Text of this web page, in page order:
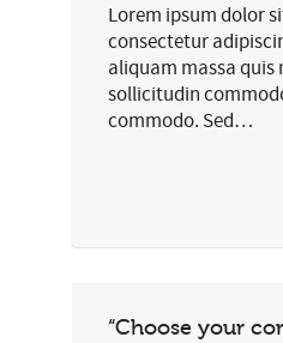
Lorem ipsum dolor
consectetur
aliquam massa quis
sollicitudin
commodo. Sed…
“Choose your